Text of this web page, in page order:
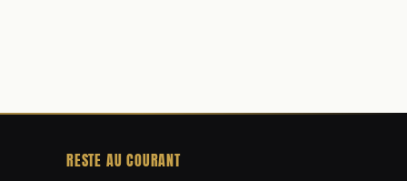
RESTE AU COURANT